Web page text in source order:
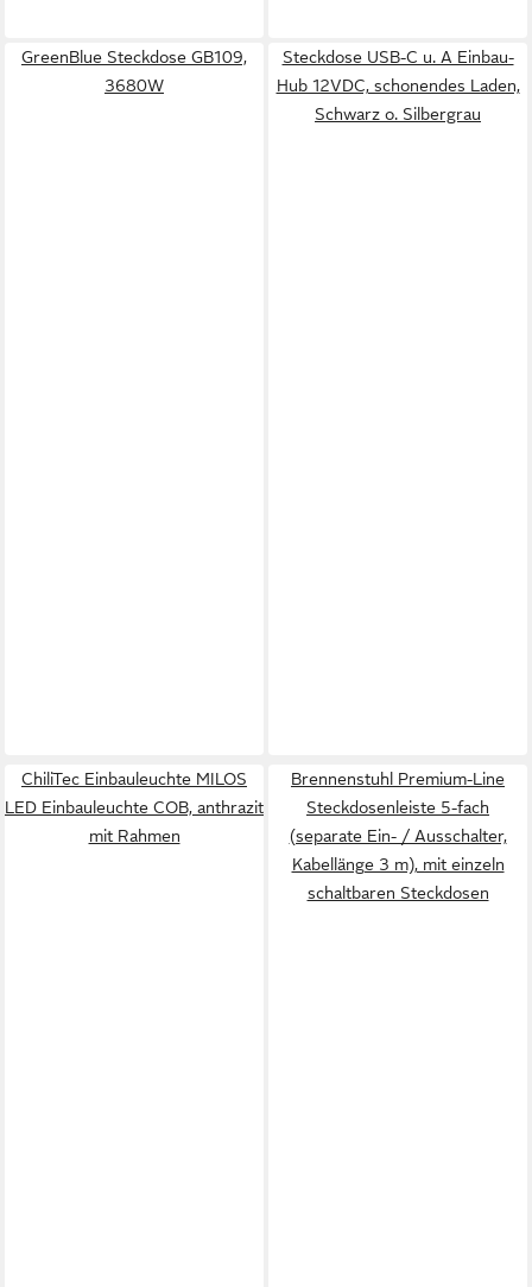
GreenBlue Steckdose GB109,
3680W
Steckdose USB-C u. A Einbau-
Hub 12VDC, schonendes Laden,
Schwarz o. Silbergrau
ChiliTec Einbauleuchte MILOS
LED Einbauleuchte COB, anthrazit
mit Rahmen
Brennenstuhl Premium-Line
Steckdosenleiste 5-fach
(separate Ein- / Ausschalter,
Kabellänge 3 m), mit einzeln
schaltbaren Steckdosen